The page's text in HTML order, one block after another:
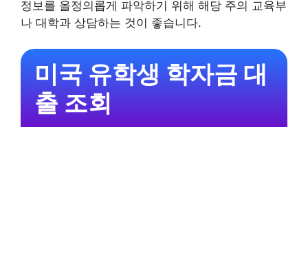
정보를 올정의롭게 파악하기 위해 해당 주의 교육부
나 대학과 상담하는 것이 좋습니다.
미국 유학생 학자금 대
출 조회